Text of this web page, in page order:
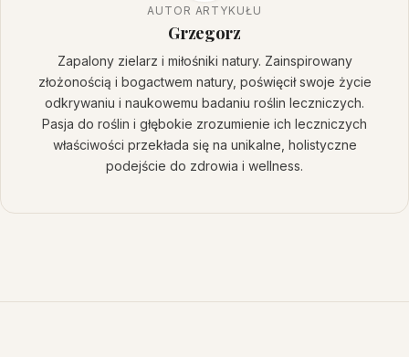
AUTOR ARTYKUŁU
Grzegorz
Zapalony zielarz i miłośniki natury. Zainspirowany
złożonością i bogactwem natury, poświęcił swoje życie
odkrywaniu i naukowemu badaniu roślin leczniczych.
Pasja do roślin i głębokie zrozumienie ich leczniczych
właściwości przekłada się na unikalne, holistyczne
podejście do zdrowia i wellness.